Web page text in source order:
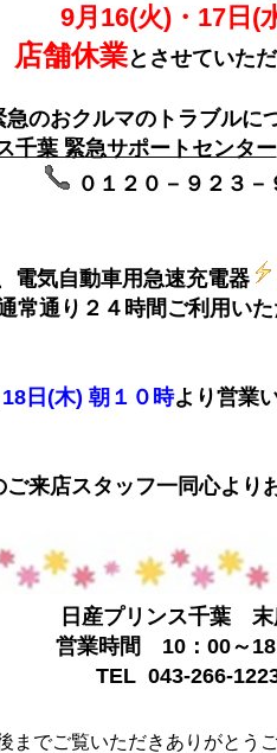
9月16(火)・17日(
店舗休業とさせていた
急のおクルマのトラブルに
千葉 緊急サポートセンター
０１２０－９２３－
電気自動車用急速充電器
常通り２４時間ご利用い
18日(木) 朝１０時より営業
ご来店スタッフ一同心よ
日産プリンス千葉 末
営業時間 10：00～
TEL 043-266-
までご覧いただきありがとう